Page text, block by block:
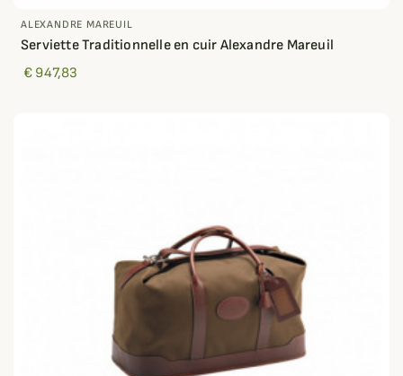
ALEXANDRE MAREUIL
Serviette Traditionnelle en cuir Alexandre Mareuil
€ 947,83